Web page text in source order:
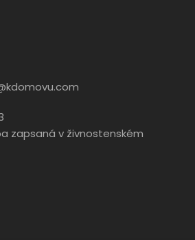
zapsaná v živnostenském